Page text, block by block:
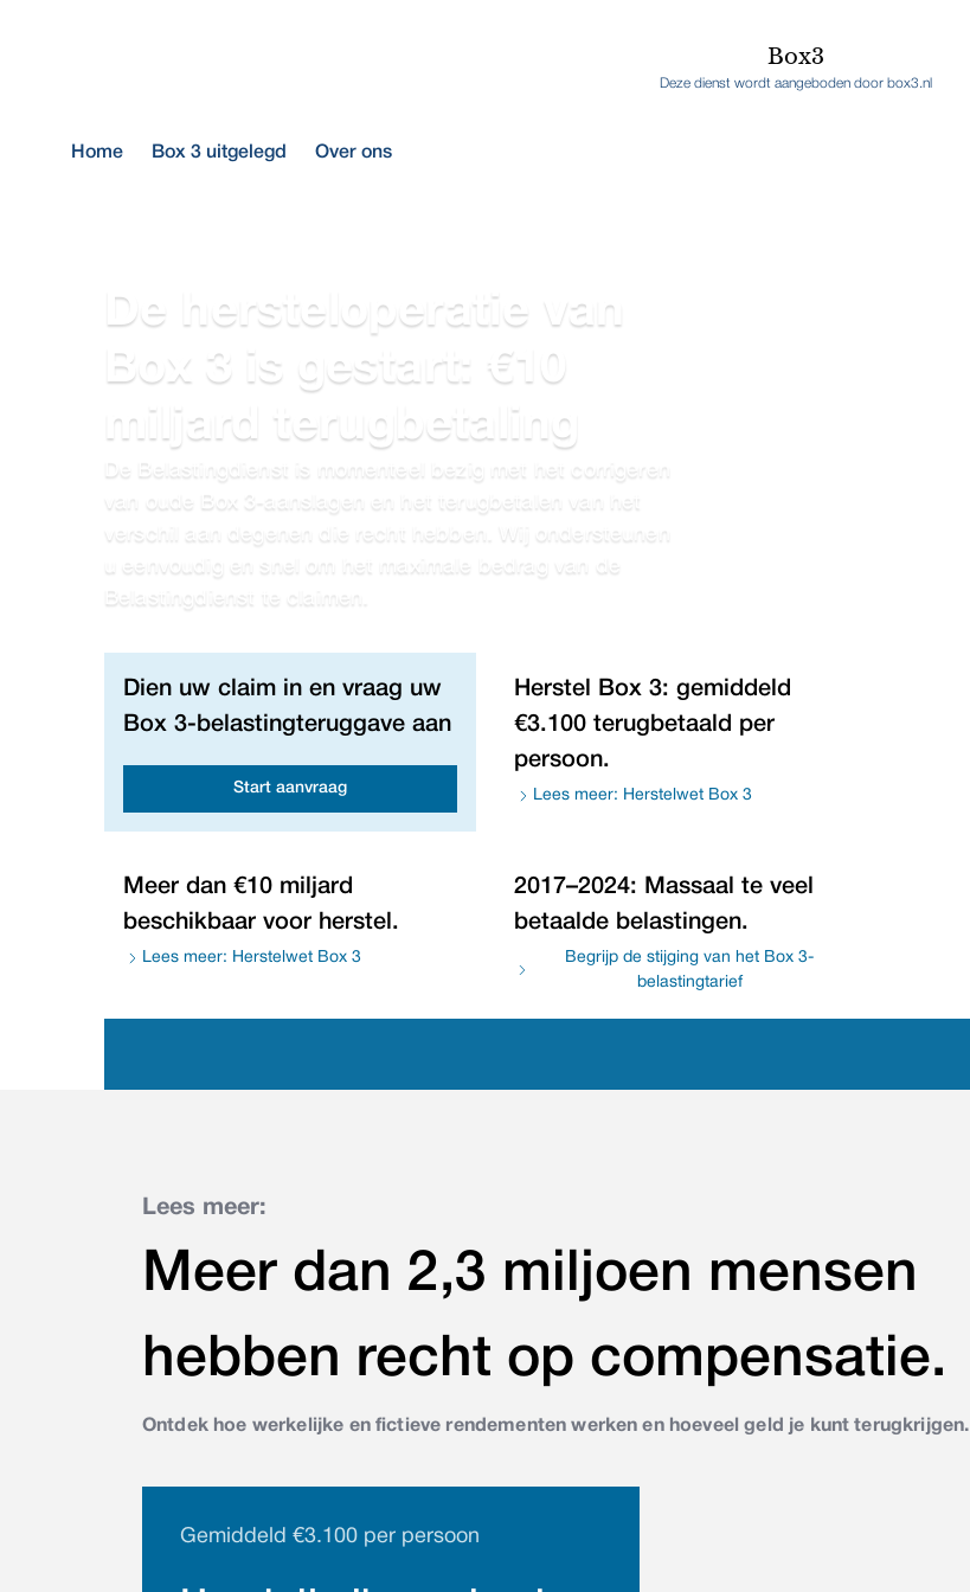
Box3
Deze dienst wordt aangeboden door box3.nl
Home Box 3 uitgelegd Over ons
De hersteloperatie van
Box 3 is gestart: €10
miljard terugbetaling
De Belastingdienst is momenteel bezig met het corrigeren
van oude Box 3-aanslagen en het terugbetalen van het
verschil aan degenen die recht hebben. Wij ondersteunen
u eenvoudig en snel om het maximale bedrag van de
Belastingdienst te claimen.
Dien uw claim in en vraag uw
Box 3-belastingteruggave aan
Start aanvraag
Herstel Box 3: gemiddeld
€3.100 terugbetaald per
persoon.
Lees meer: Herstelwet Box 3
Meer dan €10 miljard
beschikbaar voor herstel.
Lees meer: Herstelwet Box 3
2017–2024: Massaal te veel
betaalde belastingen.
Begrijp de stijging van het Box 3-
belastingtarief
Lees meer:
Meer dan 2,3 miljoen mensen
hebben recht op compensatie.
Ontdek hoe werkelijke en fictieve rendementen werken en hoeveel geld je kunt terugkrijgen.
Gemiddeld €3.100 per persoon